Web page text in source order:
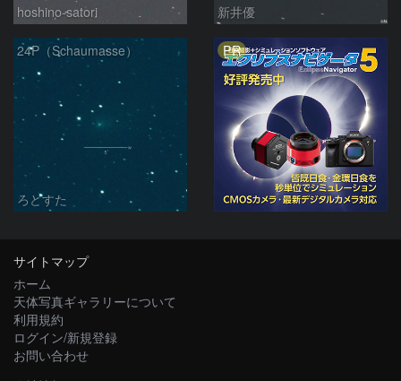
hoshino-satori 新井優
24P（Schaumasse）
ろどすた
PR
サイトマップ
ホーム
天体写真ギャラリーについて
利用規約
ログイン/新規登録
お問い合わせ